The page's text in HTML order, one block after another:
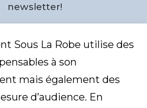
l
newsletter!
A
T
C
Sous La Robe utilise des
à son
mais également des
d’audience. En